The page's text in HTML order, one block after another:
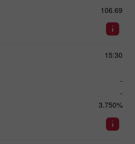
106.69
15:30
-
-
3.750%